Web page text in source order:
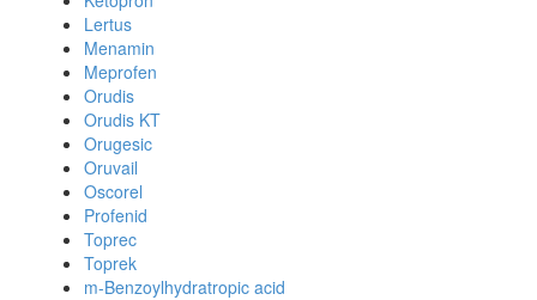
Lertus
Menamin
Meprofen
Orudis
Orudis KT
Orugesic
Oruvail
Oscorel
Profenid
Toprec
Toprek
m-Benzoylhydratropic acid